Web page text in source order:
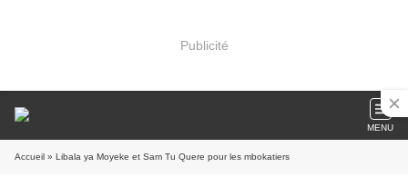
Publicité
MENU
Accueil » Libala ya Moyeke et Sam Tu Quere pour les mbokatiers